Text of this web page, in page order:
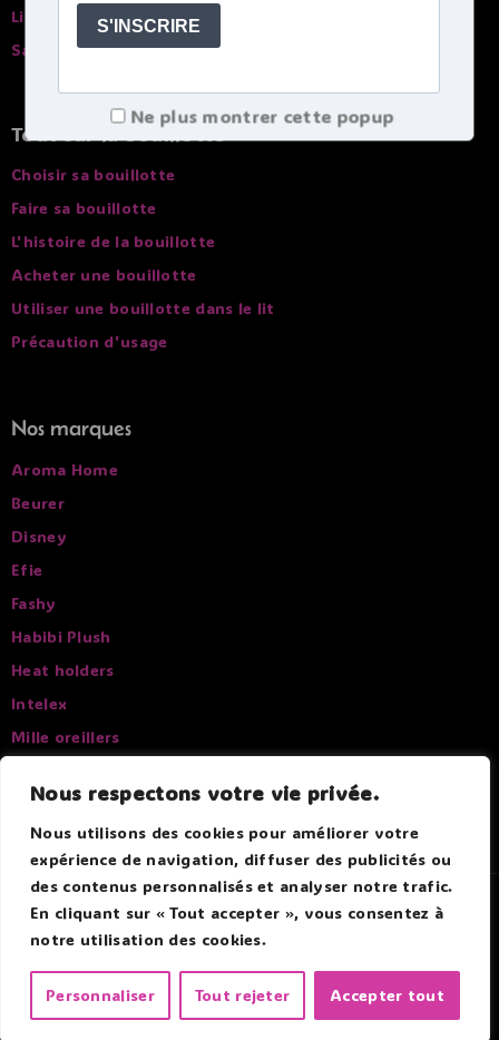
Nous respectons votre vie privée.
Nous utilisons des cookies pour améliorer votre
expérience de navigation, diffuser des publicités ou
des contenus personnalisés et analyser notre trafic.
En cliquant sur « Tout accepter », vous consentez à
notre utilisation des cookies.
Personnaliser Tout rejeter Accepter tout
Livraison
Savoir ou se trouve mon colis
Tout sur la bouillotte
Choisir sa bouillotte
Faire sa bouillotte
L'histoire de la bouillotte
Acheter une bouillotte
Utiliser une bouillotte dans le lit
Précaution d'usage
Nos marques
Aroma Home
Beurer
Disney
Efie
Fashy
Habibi Plush
Heat holders
Intelex
Mille oreillers
Sissel
© 2026 Douce Bouillotte - Par Boitmobile - Agence web
Ne plus montrer cette popup